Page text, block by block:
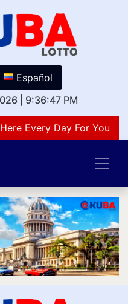
Español
9:36:47 PM
Every Day For You